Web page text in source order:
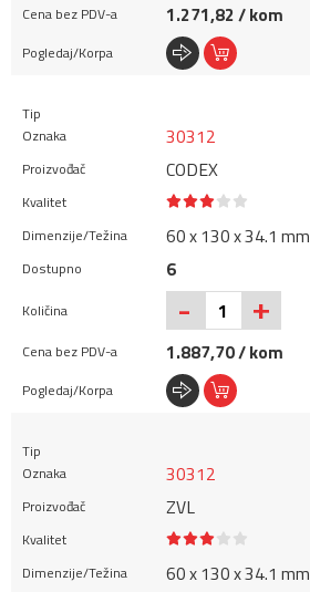
1.271,82 / kom
30312
CODEX
60 x 130 x 34.1 mm
6
- +
1.887,70 / kom
30312
ZVL
60 x 130 x 34.1 mm